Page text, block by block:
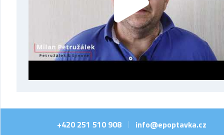
+420 251 510 908 info@epoptavka.cz